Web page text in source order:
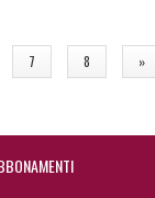
7 8 »